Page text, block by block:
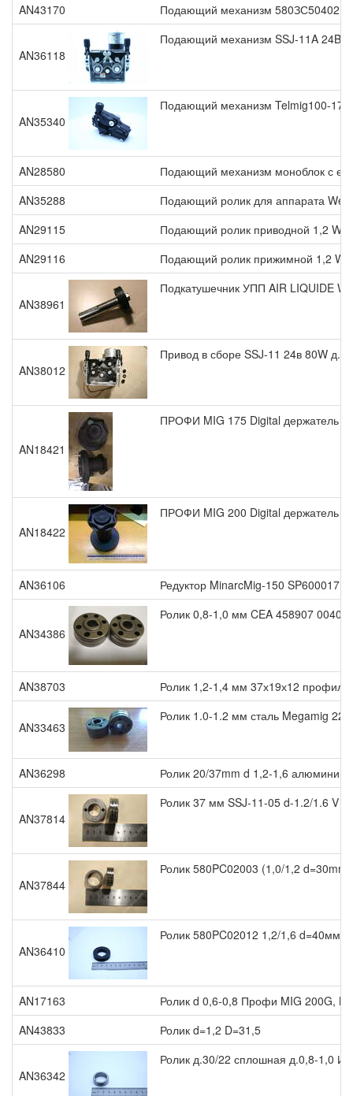
AN43170 Подающий механизм 580ЗС50402
AN36118
Подающий механизм SSJ-11A 24B
AN35340
Подающий механизм Telmig100-170
AN28580
Подающий механизм моноблок с
AN35288
Подающий ролик для аппарата
AN29115
Подающий ролик приводной 1,2
AN29116
Подающий ролик прижимной 1,2
AN38961
Подкатушечник УПП AIR LIQUIDE
AN38012
Привод в сборе SSJ-11 24в 80W
AN18421
ПРОФИ MIG 175 Digital держатель
AN18422
ПРОФИ MIG 200 Digital держатель
AN36106 Редуктор MinarcMig-150 SP600017
AN34386
Ролик 0,8-1,0 мм CEA 458907
AN38703 Ролик 1,2-1,4 мм 37х19х12 профиль
AN33463
Ролик 1.0-1.2 мм сталь Megamig
AN36298 Ролик 20/37mm d 1,2-1,6 алюминий
AN37814
Ролик 37 мм SSJ-11-05 d-1.2/1.6 V
AN37844
Ролик 580PC02003 (1,0/1,2 d=30mm)
AN36410
Ролик 580PC02012 1,2/1,6 d=40мм
AN17163
Ролик d 0,6-0,8 Профи MIG 200G,
AN43833
Ролик d=1,2 D=31,5
AN36342
Ролик д.30/22 сплошная д.0,8-1,0